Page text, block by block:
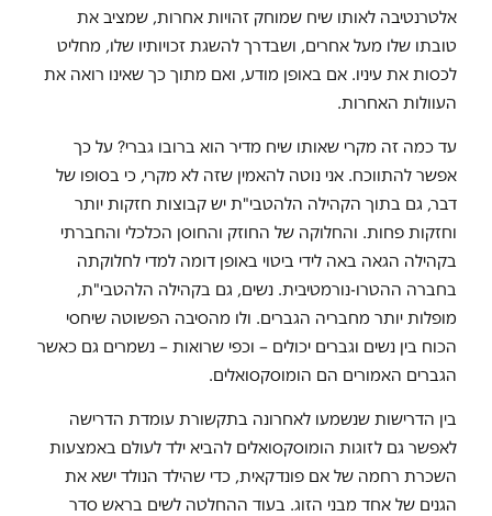
אלטרנטיבה לאותו שיח שמוחק זהויות אחרות, שמציב את
טובתו שלו מעל אחרים, ושבדרך להשגת זכויותיו שלו, מחליט
לכסות את עיניו. אם באופן מודע, ואם מתוך כך שאינו רואה את
העוולות האחרות.
עד כמה זה מקרי שאותו שיח מדיר הוא ברובו גברי? על כך
אפשר להתווכח. אני נוטה להאמין שזה לא מקרי, כי בסופו של
דבר, גם בתוך הקהילה הלהטבי"ת יש קבוצות חזקות יותר
וחזקות פחות. והחלוקה של החוזק והחוסן הכלכלי והחברתי
בקהילה הגאה באה לידי ביטוי באופן דומה למדי לחלוקתה
בחברה ההטרו-נורמטיבית. נשים, גם בקהילה הלהטבי"ת,
מופלות יותר מחבריה הגברים. ולו מהסיבה הפשוטה שיחסי
הכוח בין נשים וגברים יכולים – וכפי שרואות – נשמרים גם כאשר
הגברים האמורים הם הומוסקסואלים.
בין הדרישות שנשמעו לאחרונה בתקשורת עומדת הדרישה
לאפשר גם לזוגות הומוסקסואלים להביא ילד לעולם באמצעות
השכרת רחמה של אם פונדקאית, כדי שהילד הנולד ישא את
הגנים של אחד מבני הזוג. בעוד ההחלטה לשים בראש סדר